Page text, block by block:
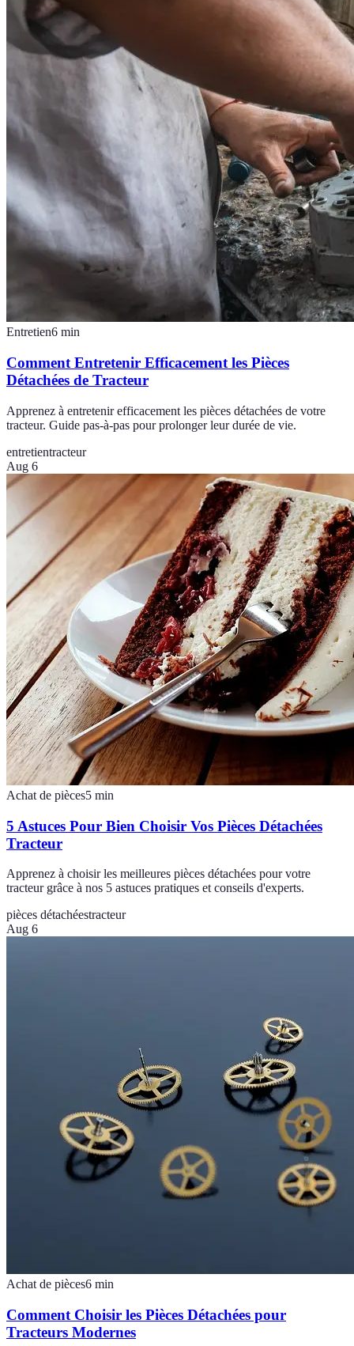
Entretien6 min
Comment Entretenir Efficacement les Pièces
Détachées de Tracteur
Apprenez à entretenir efficacement les pièces détachées de votre
tracteur. Guide pas-à-pas pour prolonger leur durée de vie.
entretientracteur
Aug 6
Achat de pièces5 min
5 Astuces Pour Bien Choisir Vos Pièces Détachées
Tracteur
Apprenez à choisir les meilleures pièces détachées pour votre
tracteur grâce à nos 5 astuces pratiques et conseils d'experts.
pièces détachéestracteur
Aug 6
Achat de pièces6 min
Comment Choisir les Pièces Détachées pour
Tracteurs Modernes